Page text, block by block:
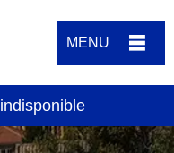
MENU
indisponible